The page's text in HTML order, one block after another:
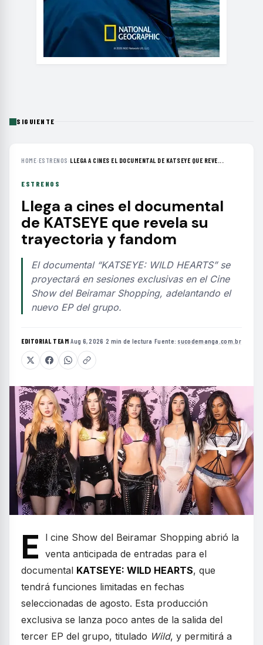
SIGUIENTE
HOME›ESTRENOS ›LLEGA A CINES EL DOCUMENTAL DE KATSEYE QUE REVE...
ESTRENOS
Llega a cines el documental
de KATSEYE que revela su
trayectoria y fandom
El documental “KATSEYE: WILD HEARTS” se
proyectará en sesiones exclusivas en el Cine
Show del Beiramar Shopping, adelantando el
nuevo EP del grupo.
EDITORIAL TEAM·Aug 6, 2026 ·2 min de lectura ·Fuente: sucodemanga.com.br
E
l cine Show del Beiramar Shopping abrió la
venta anticipada de entradas para el
documental KATSEYE: WILD HEARTS, que
tendrá funciones limitadas en fechas
seleccionadas de agosto. Esta producción
exclusiva se lanza poco antes de la salida del
tercer EP del grupo, titulado Wild, y permitirá a